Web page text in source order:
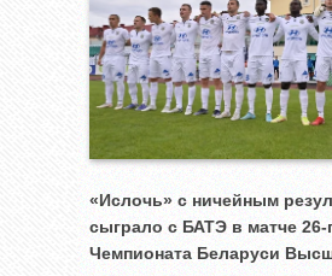
«Ислочь» с ничейным
сыграло с БАТЭ в матче 26-
Чемпионата Беларуси